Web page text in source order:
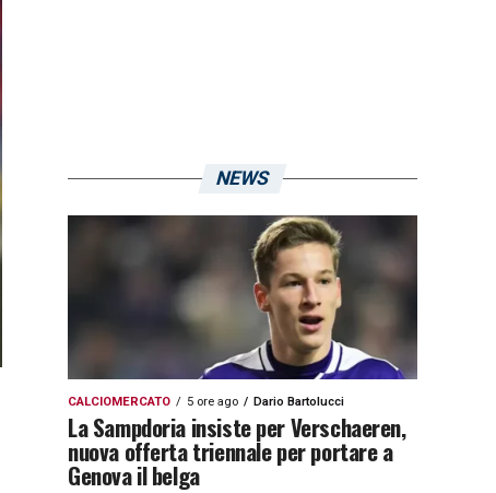
NEWS
CALCIOMERCATO 5 ore ago Dario Bartolucci
La Sampdoria insiste per Verschaeren,
nuova offerta triennale per portare a
Genova il belga